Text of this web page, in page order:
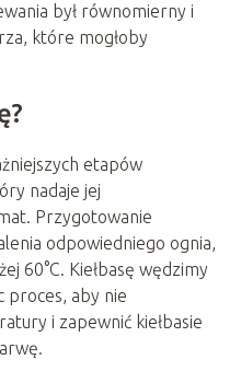
był równomierny i
które mogłoby
etapów
nadaje jej
Przygotowanie
odpowiedniego ognia,
60°C. Kiełbasę wędzimy
proces, aby nie
i zapewnić kiełbasie